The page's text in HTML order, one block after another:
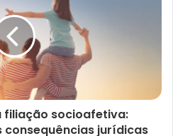
filiação socioafetiva:
consequências jurídicas